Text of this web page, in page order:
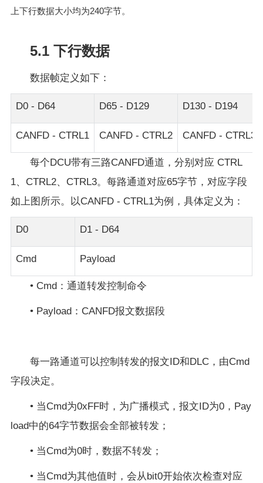
上下行数据大小均为240字节。
5.1 下行数据
数据帧定义如下：
D0 - D64 D65 - D129 D130 - D194
CANFD - CTRL1 CANFD - CTRL2 CANFD - CTRL3
每个DCU带有三路CANFD通道，分别对应 CTRL
1、CTRL2、CTRL3。每路通道对应65字节，对应字段
如上图所示。以CANFD - CTRL1为例，具体定义为：
D0 D1 - D64
Cmd Payload
• Cmd：通道转发控制命令
• Payload：CANFD报文数据段
每一路通道可以控制转发的报文ID和DLC，由Cmd
字段决定。
• 当Cmd为0xFF时，为广播模式，报文ID为0，Pay
load中的64字节数据会全部被转发；
• 当Cmd为0时，数据不转发；
• 当Cmd为其他值时，会从bit0开始依次检查对应